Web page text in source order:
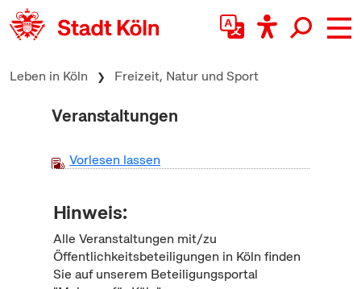
zum Inhalt springen
Leben in Köln Freizeit, Natur und Sport
Veranstaltungen
Vorlesen lassen
Hinweis:
Alle Veranstaltungen mit/zu
Öffentlichkeitsbeteiligungen in Köln finden
Sie auf unserem Beteiligungsportal